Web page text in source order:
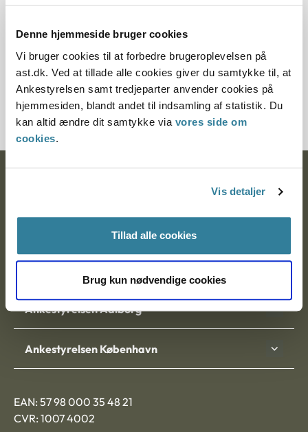
Denne hjemmeside bruger cookies
Vi bruger cookies til at forbedre brugeroplevelsen på
ast.dk. Ved at tillade alle cookies giver du samtykke til, at
Ankestyrelsen samt tredjeparter anvender cookies på
hjemmesiden, blandt andet til indsamling af statistik. Du
kan altid ændre dit samtykke via vores side om
cookies.
Vis detaljer
Tillad alle cookies
Brug kun nødvendige cookies
§ 39
Journalnummer
21067-91
9000 Aalborg
Ankestyrelsen Aalborg
Ankestyrelsen København
EAN: 57 98 000 35 48 21
CVR: 1007 4002